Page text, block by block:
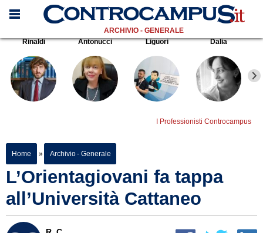
ARCHIVIO - GENERALE
Rinaldi
Antonucci Liguori Dalia
I Professionisti Controcampus
Home » Archivio - Generale
L’Orientagiovani fa tappa
all’Università Cattaneo